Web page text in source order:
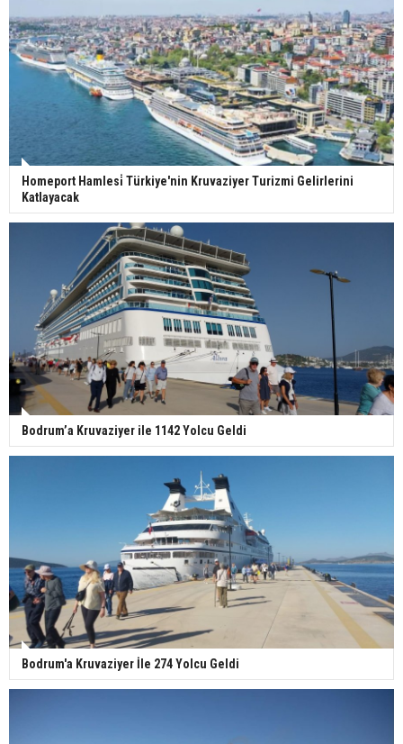
Homeport Hamlesi̇ Türkiye'nin Kruvaziyer Turizmi Gelirlerini
Katlayacak
Bodrum’a Kruvaziyer ile 1142 Yolcu Geldi
Bodrum'a Kruvaziyer İle 274 Yolcu Geldi